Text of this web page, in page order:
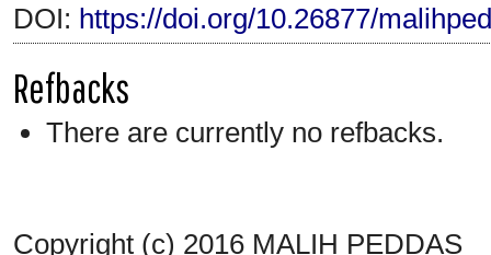
DOI: https://doi.org/10.26877/
Refbacks
There are currently no refbacks.
Copyright (c) 2016 MALIH PEDDAS